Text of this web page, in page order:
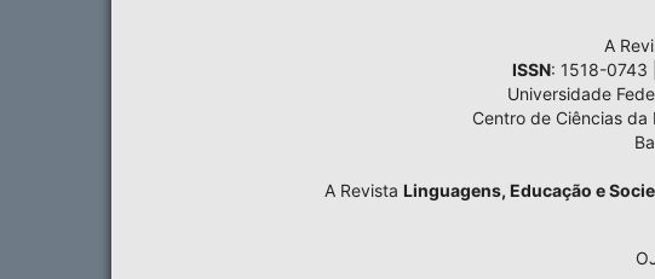
A
ISSN: 1518-0743 |
Universidade
Centro de Ciências da
A Revista Linguagens, Educação e